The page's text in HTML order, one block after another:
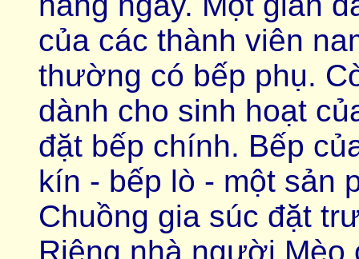
của các thành viên
thường có bếp phụ.
dành cho sinh hoạt
đặt bếp chính. Bếp
kín - bếp lò - một sản
Chuồng gia súc đặt
Riêng nhà người Mèo